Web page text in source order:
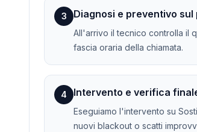
3 Diagnosi e preventivo sul
All'arrivo il tecnico controlla il
fascia oraria della chiamata.
4 Intervento e verifica
Eseguiamo l'intervento su
nuovi blackout o scatti